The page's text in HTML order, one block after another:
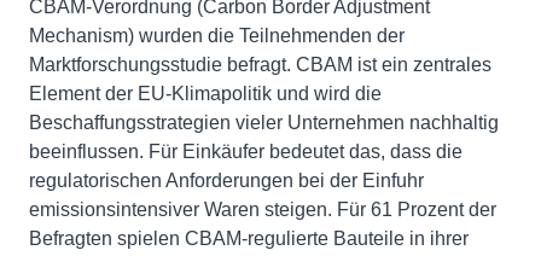
CBAM-Verordnung (Carbon Border Adjustment
Mechanism) wurden die Teilnehmenden der
Marktforschungsstudie befragt. CBAM ist ein zentrales
Element der EU-Klimapolitik und wird die
Beschaffungsstrategien vieler Unternehmen nachhaltig
beeinflussen. Für Einkäufer bedeutet das, dass die
regulatorischen Anforderungen bei der Einfuhr
emissionsintensiver Waren steigen. Für 61 Prozent der
Befragten spielen CBAM-regulierte Bauteile in ihrer